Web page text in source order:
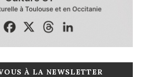
À LA NEWSLETTER